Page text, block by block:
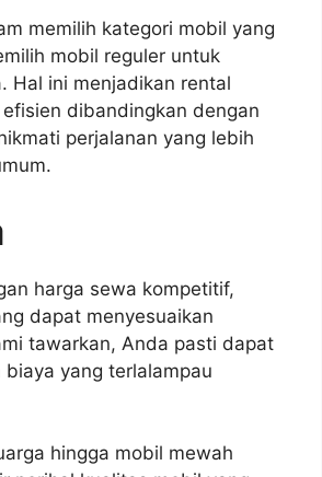
memilih kategori mobil yang
mobil reguler untuk
Hal ini menjadikan rental
dibandingkan dengan
perjalanan yang lebih
harga sewa kompetitif,
dapat menyesuaikan
tawarkan, Anda pasti dapat
yang terlalampau
hingga mobil mewah